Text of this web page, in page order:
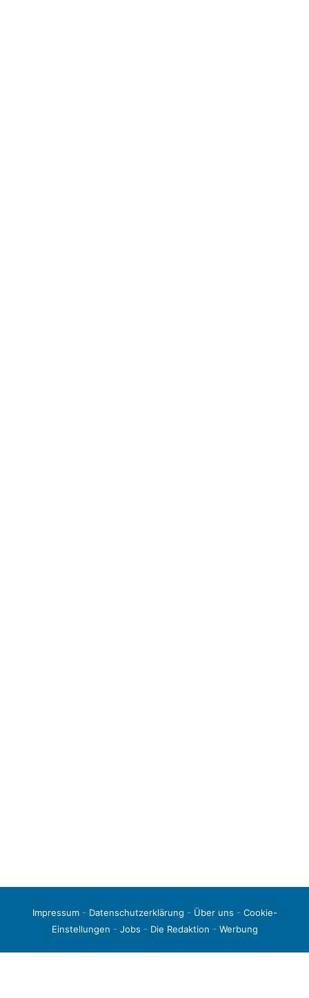
Impressum- Datenschutzerklärung - Über uns - Cookie-
Einstellungen - Jobs - Die Redaktion - Werbung